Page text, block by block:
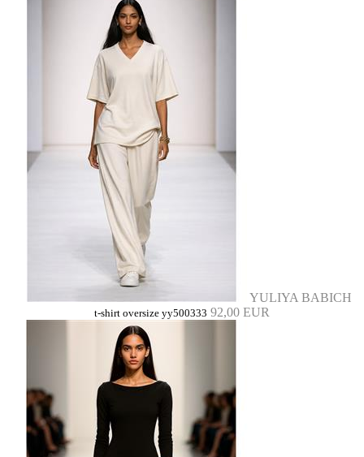
YULIYA BABICH
t-shirt oversize yy500333 92,00 EUR